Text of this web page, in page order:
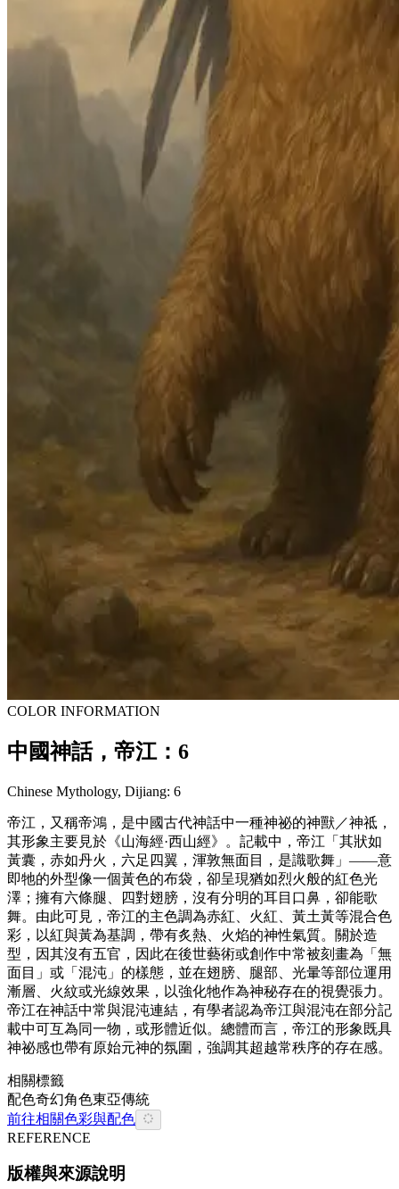
COLOR INFORMATION
中國神話，帝江：6
Chinese Mythology, Dijiang: 6
帝江，又稱帝鴻，是中國古代神話中一種神祕的神獸／神祗，
其形象主要見於《山海經·西山經》。記載中，帝江「其狀如
黃囊，赤如丹火，六足四翼，渾敦無面目，是識歌舞」——意
即牠的外型像一個黃色的布袋，卻呈現猶如烈火般的紅色光
澤；擁有六條腿、四對翅膀，沒有分明的耳目口鼻，卻能歌
舞。由此可見，帝江的主色調為赤紅、火紅、黃土黃等混合色
彩，以紅與黃為基調，帶有炙熱、火焰的神性氣質。關於造
型，因其沒有五官，因此在後世藝術或創作中常被刻畫為「無
面目」或「混沌」的樣態，並在翅膀、腿部、光暈等部位運用
漸層、火紋或光線效果，以強化牠作為神秘存在的視覺張力。
帝江在神話中常與混沌連結，有學者認為帝江與混沌在部分記
載中可互為同一物，或形體近似。總體而言，帝江的形象既具
神祕感也帶有原始元神的氛圍，強調其超越常秩序的存在感。
相關標籤
配色奇幻角色東亞傳統
前往相關色彩與配色
REFERENCE
版權與來源說明